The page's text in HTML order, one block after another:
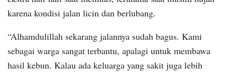
karena kondisi jalan licin dan berlubang.
“Alhamdulillah sekarang jalannya sudah bagus. Kami
sebagai warga sangat terbantu, apalagi untuk membawa
hasil kebun. Kalau ada keluarga yang sakit juga lebih